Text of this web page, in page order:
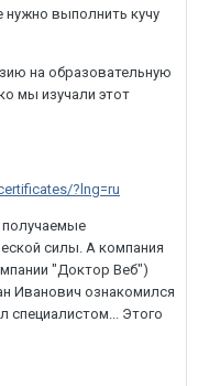
нужно выполнить кучу
на образовательную
мы изучали этот
?lng=ru
получаемые
силы. А компания
"Доктор Веб")
Иванович ознакомился
специалистом... Этого